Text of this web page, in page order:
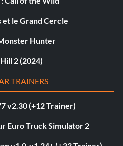
et le Grand Cercle
Hunter
2 (2024)
TRAINERS
v2.30 (+12 Trainer)
Euro Truck Simulator 2